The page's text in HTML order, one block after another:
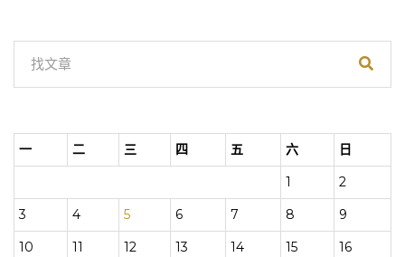
一 二 三 四 五 六
日
1
2
3
4 5 6 7 8
9
10
11 12 13 14 15
16